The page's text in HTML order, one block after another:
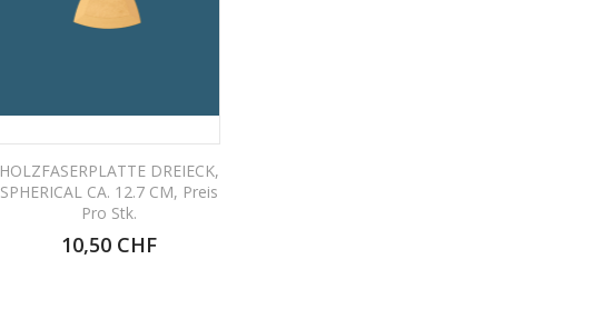
HOLZFASERPLATTE DREIECK,
SPHERICAL CA. 12.7 CM, Preis
Pro Stk.
10,50 CHF